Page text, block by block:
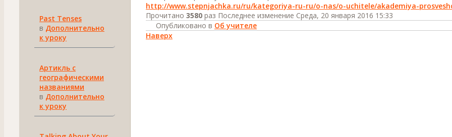
Past Tenses
в Дополнительно
к уроку
Артикль с
географическими
названиями
в Дополнительно
к уроку
http://www.stepnjachka.ru/ru/kategoriya-ru-ru/o-nas/o-uchitele/akademiya-
Прочитано 3580 раз Последнее изменение Среда, 20 января 2016 15:33
Опубликовано в Об учителе
Наверх